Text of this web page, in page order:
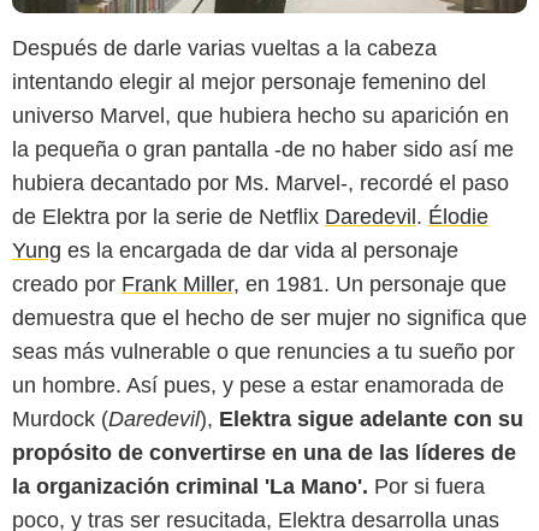
Después de darle varias vueltas a la cabeza
intentando elegir al mejor personaje femenino del
universo Marvel, que hubiera hecho su aparición en
la pequeña o gran pantalla -de no haber sido así me
hubiera decantado por Ms. Marvel-, recordé el paso
de Elektra por la serie de Netflix Daredevil. Élodie
Yung es la encargada de dar vida al personaje
creado por Frank Miller, en 1981. Un personaje que
demuestra que el hecho de ser mujer no significa que
seas más vulnerable o que renuncies a tu sueño por
un hombre. Así pues, y pese a estar enamorada de
Murdock (Daredevil), Elektra sigue adelante con su
propósito de convertirse en una de las líderes de
la organización criminal 'La Mano'. Por si fuera
poco, y tras ser resucitada, Elektra desarrolla unas